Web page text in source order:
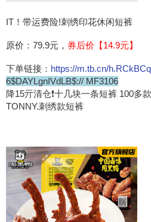
IT！带运费险!刺绣印花休闲短裤
原价：79.9元， 券后价【14.9元】
下单链接： https://m.tb.cn/
6$DAYLgnIVdLB$:// MF3106
降15亓清仓❗️十几块一条短裤 100多
TONNY.刺绣款短裤